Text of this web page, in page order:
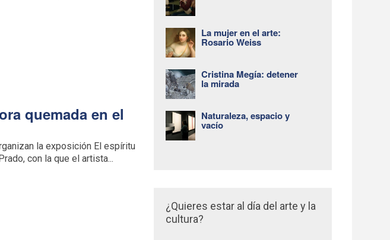
quemada en el
la exposición El espíritu
con la que el artista...
La mujer en el arte:
Rosario Weiss
Cristina Megía: detener
la mirada
Naturaleza, espacio y
vacío
¿Quieres estar al día del arte y la
cultura?